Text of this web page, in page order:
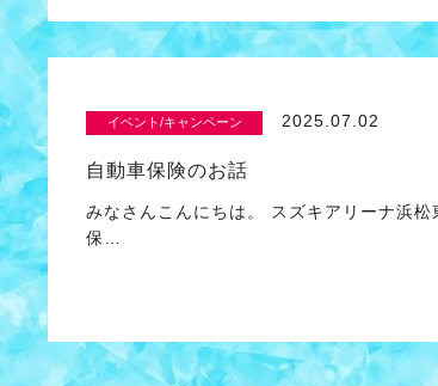
イベント/キャンペーン 2025.07.02
自動車保険のお話
みなさんこんにちは。 スズキアリーナ浜
保…